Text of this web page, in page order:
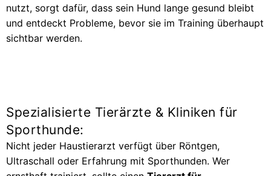
nutzt, sorgt dafür, dass sein Hund lange gesund bleibt
und entdeckt Probleme, bevor sie im Training überhaupt
sichtbar werden.
Spezialisierte Tierärzte & Kliniken für
Sporthunde:
Nicht jeder Haustierarzt verfügt über Röntgen,
Ultraschall oder Erfahrung mit Sporthunden. Wer